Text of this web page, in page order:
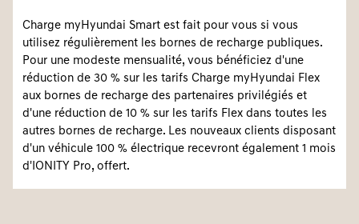
Charge myHyundai Smart est fait pour vous si vous
utilisez régulièrement les bornes de recharge publiques.
Pour une modeste mensualité, vous bénéficiez d'une
réduction de 30 % sur les tarifs Charge myHyundai Flex
aux bornes de recharge des partenaires privilégiés et
d'une réduction de 10 % sur les tarifs Flex dans toutes les
autres bornes de recharge. Les nouveaux clients disposant
d'un véhicule 100 % électrique recevront également 1 mois
d'IONITY Pro, offert.